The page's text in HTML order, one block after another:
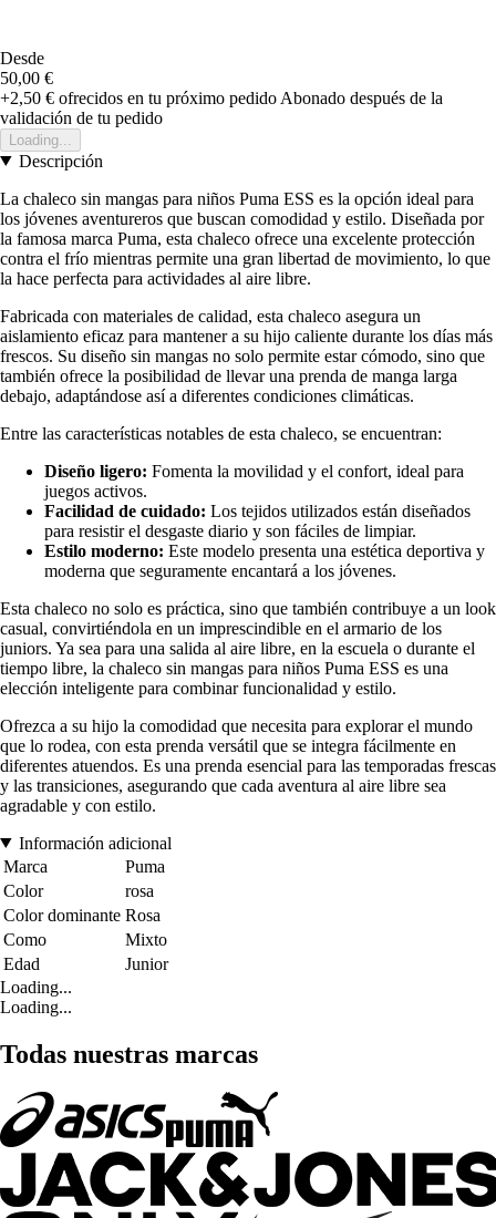
Desde
50,00 €
+2,50 € ofrecidos en tu próximo pedido Abonado después de la
validación de tu pedido
Loading...
Descripción
La chaleco sin mangas para niños Puma ESS es la opción ideal para
los jóvenes aventureros que buscan comodidad y estilo. Diseñada por
la famosa marca Puma, esta chaleco ofrece una excelente protección
contra el frío mientras permite una gran libertad de movimiento, lo que
la hace perfecta para actividades al aire libre.
Fabricada con materiales de calidad, esta chaleco asegura un
aislamiento eficaz para mantener a su hijo caliente durante los días más
frescos. Su diseño sin mangas no solo permite estar cómodo, sino que
también ofrece la posibilidad de llevar una prenda de manga larga
debajo, adaptándose así a diferentes condiciones climáticas.
Entre las características notables de esta chaleco, se encuentran:
Diseño ligero: Fomenta la movilidad y el confort, ideal para
juegos activos.
Facilidad de cuidado: Los tejidos utilizados están diseñados
para resistir el desgaste diario y son fáciles de limpiar.
Estilo moderno: Este modelo presenta una estética deportiva y
moderna que seguramente encantará a los jóvenes.
Esta chaleco no solo es práctica, sino que también contribuye a un look
casual, convirtiéndola en un imprescindible en el armario de los
juniors. Ya sea para una salida al aire libre, en la escuela o durante el
tiempo libre, la chaleco sin mangas para niños Puma ESS es una
elección inteligente para combinar funcionalidad y estilo.
Ofrezca a su hijo la comodidad que necesita para explorar el mundo
que lo rodea, con esta prenda versátil que se integra fácilmente en
diferentes atuendos. Es una prenda esencial para las temporadas frescas
y las transiciones, asegurando que cada aventura al aire libre sea
agradable y con estilo.
Información adicional
Marca
Puma
Color
rosa
Color dominante Rosa
Como
Mixto
Edad
Junior
Loading...
Loading...
Todas nuestras marcas